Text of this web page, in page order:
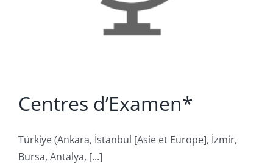
Centres d’Examen*
Türkiye (Ankara, İstanbul [Asie et Europe], İzmir,
Bursa, Antalya, [...]